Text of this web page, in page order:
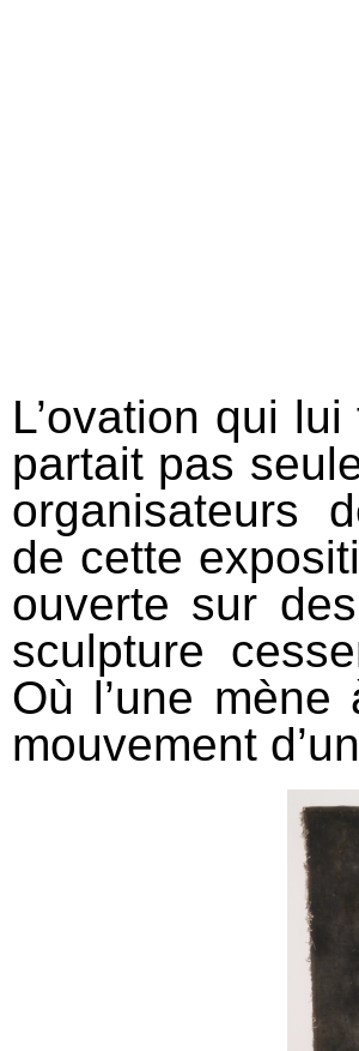
L’ovation qui
partait pas
organisateurs
de cette
ouverte sur
sculpture
Où l’une mène
mouvement